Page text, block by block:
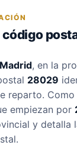
código
Madrid, en la
28029
reparto.
empiezan por
y detalla